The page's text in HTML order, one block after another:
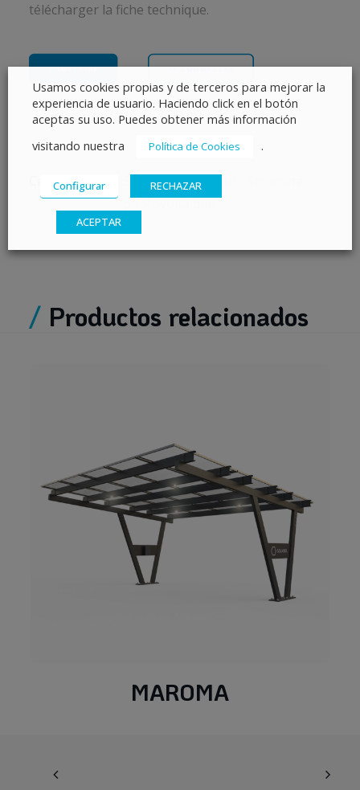
télécharger la fiche technique.
S’INSCRIRE SE CONNECTER
Catégories Structures pour sol
photovoltaïque
/ Productos relacionados
MAROMA
Usamos cookies propias y de terceros para mejorar la
experiencia de usuario. Haciendo click en el botón
aceptas su uso. Puedes obtener más información
visitando nuestra
Política de Cookies .
Configurar RECHAZAR
ACEPTAR